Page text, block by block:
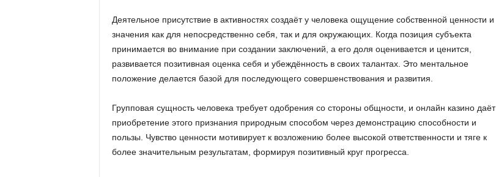
Деятельное присутствие в активностях создаёт у человека ощущение собственной ценности и
значения как для непосредственно себя, так и для окружающих. Когда позиция субъекта
принимается во внимание при создании заключений, а его доля оценивается и ценится,
развивается позитивная оценка себя и убеждённость в своих талантах. Это ментальное
положение делается базой для последующего совершенствования и развития.
Групповая сущность человека требует одобрения со стороны общности, и онлайн казино даёт
приобретение этого признания природным способом через демонстрацию способности и
пользы. Чувство ценности мотивирует к возложению более высокой ответственности и тяге к
более значительным результатам, формируя позитивный круг прогресса.